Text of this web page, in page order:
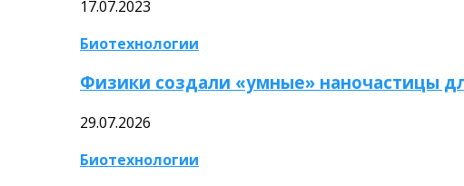
17.07.2023
Биотехнологии
Физики создали «умные» наночастицы
29.07.2026
Биотехнологии